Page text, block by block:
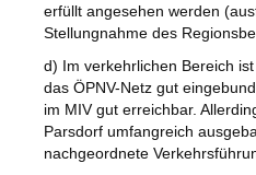
erfüllt angesehen werden
Stellungnahme des
d) Im verkehrlichen Bereich
das ÖPNV-Netz gut
im MIV gut erreichbar.
Parsdorf umfangreich
nachgeordnete